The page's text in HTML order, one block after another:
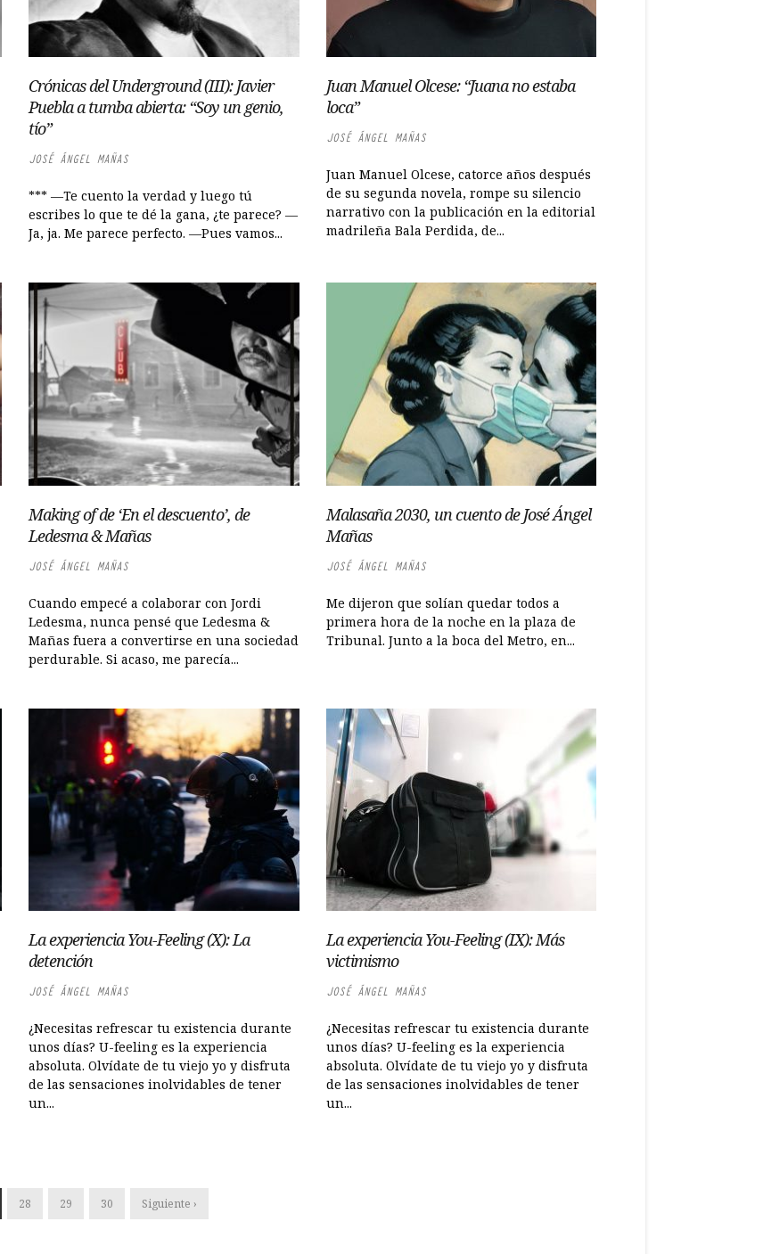
Crónicas del Underground (III): Javier
Puebla a tumba abierta: “Soy un genio,
tío”
JOSÉ ÁNGEL MAÑAS
*** —Te cuento la verdad y luego tú
escribes lo que te dé la gana, ¿te parece? —
Ja, ja. Me parece perfecto. —Pues vamos...
Juan Manuel Olcese: “Juana no estaba
loca”
JOSÉ ÁNGEL MAÑAS
Juan Manuel Olcese, catorce años después
de su segunda novela, rompe su silencio
narrativo con la publicación en la editorial
madrileña Bala Perdida, de...
Making of de ‘En el descuento’, de
Ledesma & Mañas
JOSÉ ÁNGEL MAÑAS
Cuando empecé a colaborar con Jordi
Ledesma, nunca pensé que Ledesma &
Mañas fuera a convertirse en una sociedad
perdurable. Si acaso, me parecía...
Malasaña 2030, un cuento de José Ángel
Mañas
JOSÉ ÁNGEL MAÑAS
Me dijeron que solían quedar todos a
primera hora de la noche en la plaza de
Tribunal. Junto a la boca del Metro, en...
La experiencia You-Feeling (X): La
detención
JOSÉ ÁNGEL MAÑAS
¿Necesitas refrescar tu existencia durante
unos días? U-feeling es la experiencia
absoluta. Olvídate de tu viejo yo y disfruta
de las sensaciones inolvidables de tener
un...
La experiencia You-Feeling (IX): Más
victimismo
JOSÉ ÁNGEL MAÑAS
¿Necesitas refrescar tu existencia durante
unos días? U-feeling es la experiencia
absoluta. Olvídate de tu viejo yo y disfruta
de las sensaciones inolvidables de tener
un...
28 29 30 Siguiente ›